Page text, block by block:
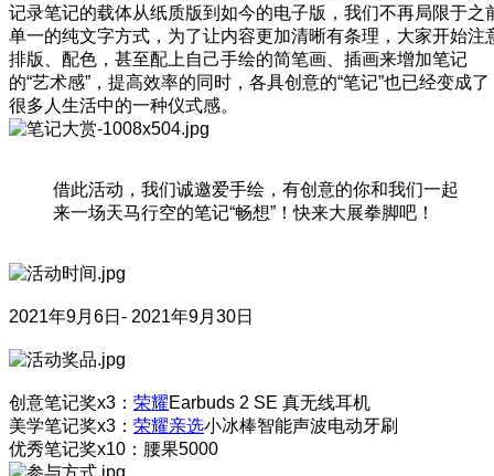
记录笔记的载体从纸质版到如今的电子版，我们不再局限于之
单一的纯文字方式，为了让内容更加清晰有条理，大家开始注
排版、配色，甚至配上自己手绘的简笔画、插画来增加笔记
的“艺术感”，提高效率的同时，各具创意的“笔记”也已经变成了
很多人生活中的一种仪式感。
借此活动，我们诚邀爱手绘，有创意的你和我们一起
来一场天马行空的笔记“畅想”！快来大展拳脚吧！
2021年9月6日- 2021年9月30日
创意笔记奖x3： 荣耀Earbuds 2 SE 真无线耳机
美学笔记奖x3： 荣耀亲选小冰棒智能声波电动牙刷
优秀笔记奖x10：腰果5000